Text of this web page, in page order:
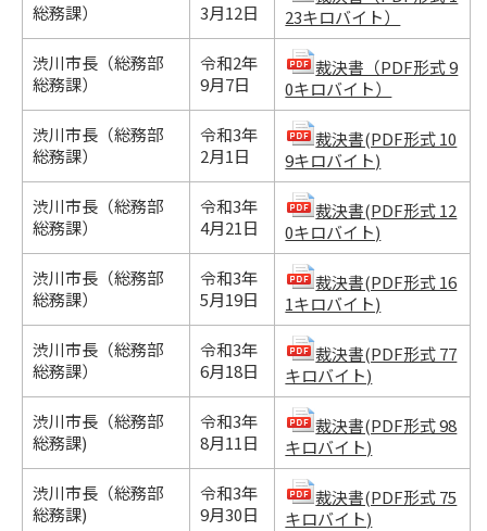
総務課）
3月12日
23キロバイト）
渋川市長（総務部
総務課）
令和2年
9月7日
裁決書（PDF形式 9
0キロバイト）
渋川市長（総務部
総務課）
令和3年
2月1日
裁決書(PDF形式 10
9キロバイト)
渋川市長（総務部
総務課）
令和3年
4月21日
裁決書(PDF形式 12
0キロバイト)
渋川市長（総務部
総務課）
令和3年
5月19日
裁決書(PDF形式 16
1キロバイト)
渋川市長（総務部
総務課）
令和3年
6月18日
裁決書(PDF形式 77
キロバイト)
渋川市長（総務部
総務課)
令和3年
8月11日
裁決書(PDF形式 98
キロバイト)
渋川市長（総務部
総務課)
令和3年
9月30日
裁決書(PDF形式 75
キロバイト)